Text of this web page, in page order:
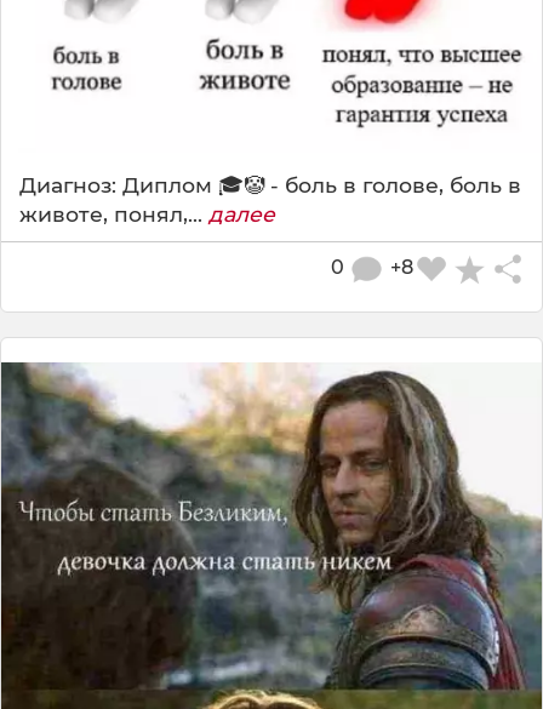
Диагноз: Диплом 🎓🤡 - боль в голове, боль в
животе, понял,... далее
+8
0